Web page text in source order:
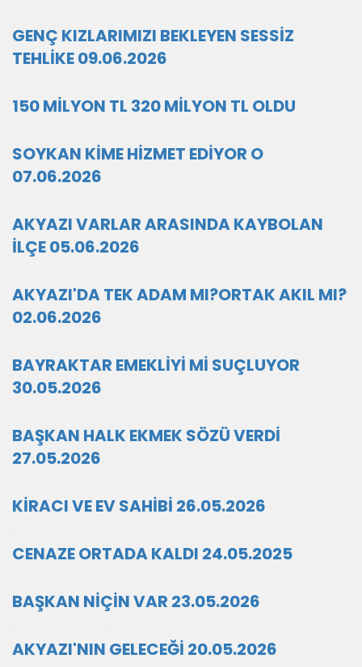
GENÇ KIZLARIMIZI BEKLEYEN SESSİZ
TEHLİKE 09.06.2026
150 MİLYON TL 320 MİLYON TL OLDU
SOYKAN KİME HİZMET EDİYOR O
07.06.2026
AKYAZI VARLAR ARASINDA KAYBOLAN
İLÇE 05.06.2026
AKYAZI'DA TEK ADAM MI?ORTAK AKIL MI?
02.06.2026
BAYRAKTAR EMEKLİYİ Mİ SUÇLUYOR
30.05.2026
BAŞKAN HALK EKMEK SÖZÜ VERDİ
27.05.2026
KİRACI VE EV SAHİBİ 26.05.2026
CENAZE ORTADA KALDI 24.05.2025
BAŞKAN NİÇİN VAR 23.05.2026
AKYAZI'NIN GELECEĞİ 20.05.2026